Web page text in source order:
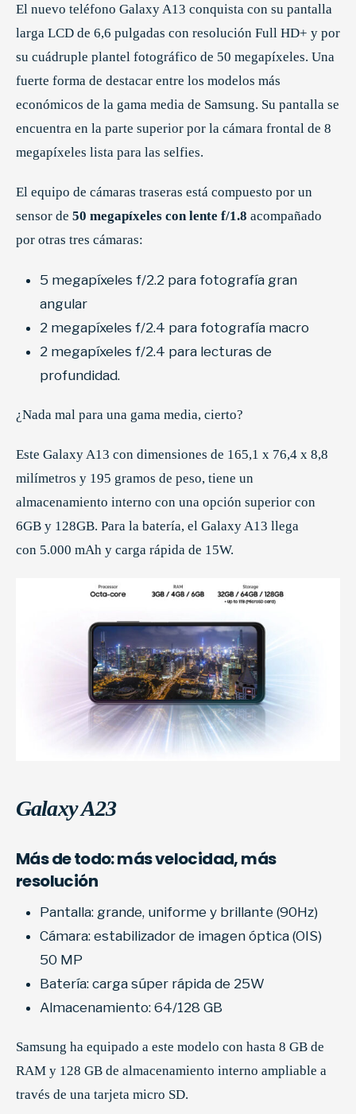
El nuevo teléfono Galaxy A13 conquista con su pantalla
larga LCD de 6,6 pulgadas con resolución Full HD+ y por
su cuádruple plantel fotográfico de 50 megapíxeles. Una
fuerte forma de destacar entre los modelos más
económicos de la gama media de Samsung. Su pantalla se
encuentra en la parte superior por la cámara frontal de 8
megapíxeles lista para las selfies.
El equipo de cámaras traseras está compuesto por un
sensor de 50 megapíxeles con lente f/1.8 acompañado
por otras tres cámaras:
5 megapíxeles f/2.2 para fotografía gran
angular
2 megapíxeles f/2.4 para fotografía macro
2 megapíxeles f/2.4 para lecturas de
profundidad.
¿Nada mal para una gama media, cierto?
Este Galaxy A13 con dimensiones de 165,1 x 76,4 x 8,8
milímetros y 195 gramos de peso, tiene un
almacenamiento interno con una opción superior con
6GB y 128GB. Para la batería, el Galaxy A13 llega
con 5.000 mAh y carga rápida de 15W.
Galaxy A23
Más de todo: más velocidad, más
resolución
Pantalla: grande, uniforme y brillante (90Hz)
Cámara: estabilizador de imagen óptica (OIS)
50 MP
Batería: carga súper rápida de 25W
Almacenamiento: 64/128 GB
Samsung ha equipado a este modelo con hasta 8 GB de
RAM y 128 GB de almacenamiento interno ampliable a
través de una tarjeta micro SD.